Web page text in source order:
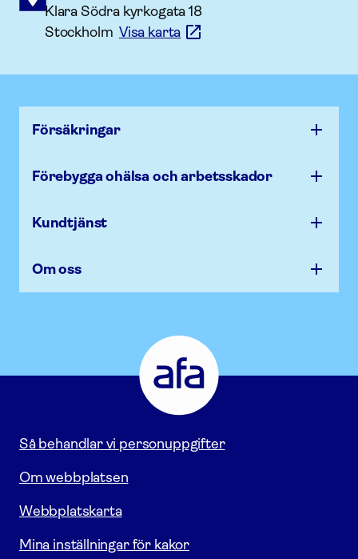
Klara Södra kyrkogata 18
StockholmVisa karta
Försäk­ringar
Förebygga ohälsa och arbets­skador
Kundtjänst
Om oss
Försäkring
Gå
till
startsidan
Så behandlar vi personuppgifter
Om webbplatsen
Webbplatskarta
Mina inställningar för kakor